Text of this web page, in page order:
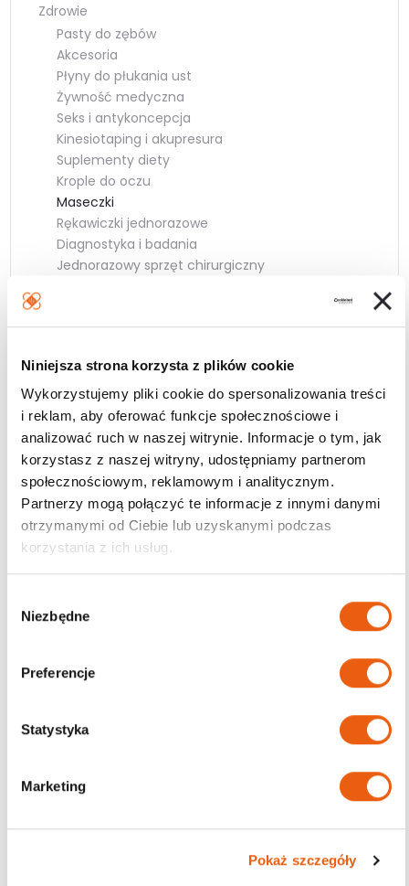
Niniejsza strona korzysta z plików cookie
Wykorzystujemy pliki cookie do spersonalizowania treści
i reklam, aby oferować funkcje społecznościowe i
analizować ruch w naszej witrynie. Informacje o tym, jak
korzystasz z naszej witryny, udostępniamy partnerom
społecznościowym, reklamowym i analitycznym.
Partnerzy mogą połączyć te informacje z innymi danymi
otrzymanymi od Ciebie lub uzyskanymi podczas
korzystania z ich usług.
Niezbędne
Preferencje
Statystyka
Marketing
Pokaż szczegóły
Zdrowie
Pasty do zębów
Akcesoria
Płyny do płukania ust
Żywność medyczna
Seks i antykoncepcja
Kinesiotaping i akupresura
Suplementy diety
Krople do oczu
Maseczki
Rękawiczki jednorazowe
Diagnostyka i badania
Jednorazowy sprzęt chirurgiczny
Wielopaki
Darmowa dostawa
od 200zł